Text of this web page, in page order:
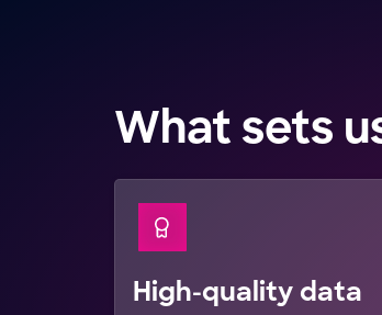
What sets
High-quality data